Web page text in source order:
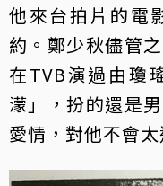
他來台拍片的電
約。鄭少秋儘管
在TVB演過由瓊
濛」，扮的還是
愛情，對他不會太